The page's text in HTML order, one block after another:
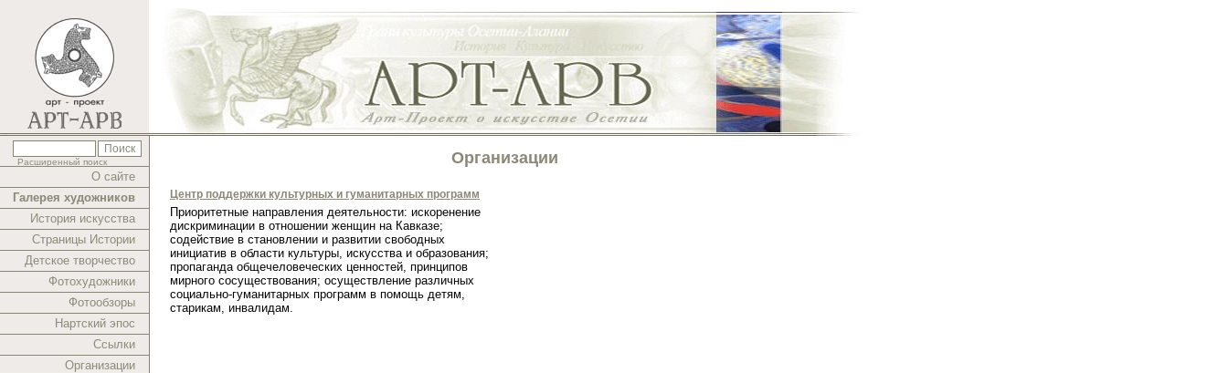
Расширенный поиск
О сайте
Галерея художников
История искусства
Страницы Истории
Детское творчество
Фотохудожники
Фотообзоры
Нартский эпос
Ссылки
Организации
Организации
Центр поддержки культурных и гуманитарных программ
Приоритетные направления деятельности: искоренение
дискриминации в отношении женщин на Кавказе;
содействие в становлении и развитии свободных
инициатив в области культуры, искусства и образования;
пропаганда общечеловеческих ценностей, принципов
мирного сосуществования; осуществление различных
социально-гуманитарных программ в помощь детям,
старикам, инвалидам.